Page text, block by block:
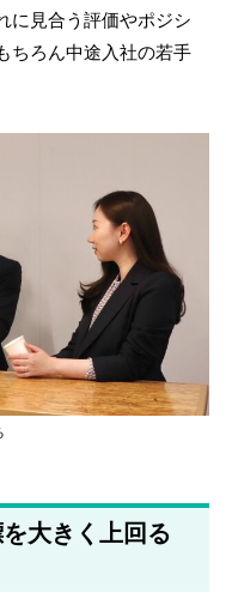
に見合う評価やポジシ
ちろん中途入社の若手
大きく上回る